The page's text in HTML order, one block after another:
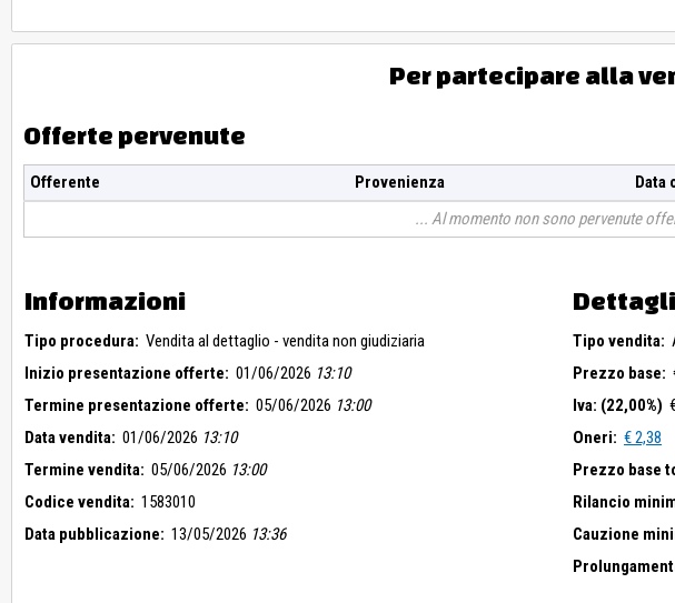
Per partecipare alla
Offerte pervenute
Offerente Provenienza Data
Al momento non sono pervenute
Informazioni
Tipo procedura: Vendita al dettaglio - vendita non giudiziaria
Inizio presentazione offerte: 01/06/2026 13:10
Termine presentazione offerte: 05/06/2026 13:00
Data vendita: 01/06/2026 13:10
Termine vendita: 05/06/2026 13:00
Codice vendita: 1583010
Data pubblicazione: 13/05/2026 13:36
Dettagli
Tipo vendita:
Prezzo base:
Iva: (22,00%)
Oneri: € 2,38
Prezzo base
Rilancio
Cauzione